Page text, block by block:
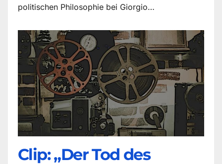
politischen Philosophie bei Giorgio…
Clip: „Der Tod des